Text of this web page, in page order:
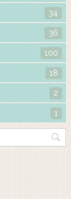
34
36
100
18
2
1